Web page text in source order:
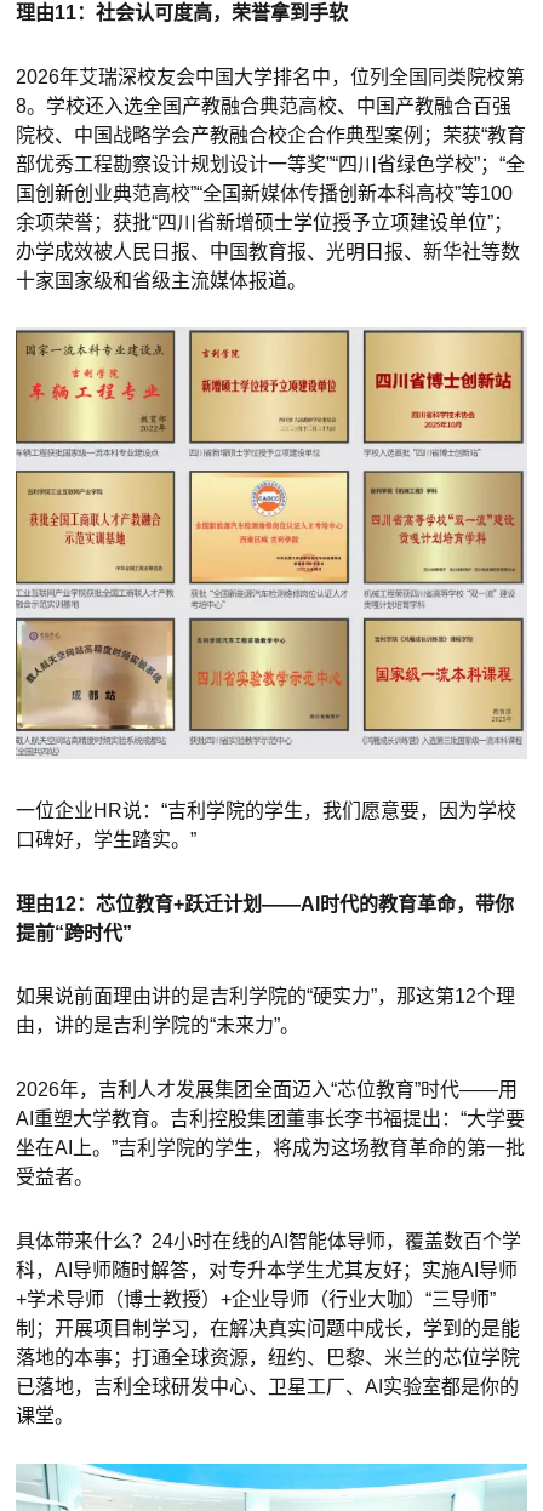
理由11：社会认可度高，荣誉拿到手软
2026年艾瑞深校友会中国大学排名中，位列全国同类院校第
8。学校还入选全国产教融合典范高校、中国产教融合百强
院校、中国战略学会产教融合校企合作典型案例；荣获“教育
部优秀工程勘察设计规划设计一等奖”“四川省绿色学校”；“全
国创新创业典范高校”“全国新媒体传播创新本科高校”等100
余项荣誉；获批“四川省新增硕士学位授予立项建设单位”；
办学成效被人民日报、中国教育报、光明日报、新华社等数
十家国家级和省级主流媒体报道。
一位企业HR说：“吉利学院的学生，我们愿意要，因为学校
口碑好，学生踏实。”
理由12：芯位教育+跃迁计划——AI时代的教育革命，带你
提前“跨时代”
如果说前面理由讲的是吉利学院的“硬实力”，那这第12个理
由，讲的是吉利学院的“未来力”。
2026年，吉利人才发展集团全面迈入“芯位教育”时代——用
AI重塑大学教育。吉利控股集团董事长李书福提出：“大学要
坐在AI上。”吉利学院的学生，将成为这场教育革命的第一批
受益者。
具体带来什么？24小时在线的AI智能体导师，覆盖数百个学
科，AI导师随时解答，对专升本学生尤其友好；实施AI导师
+学术导师（博士教授）+企业导师（行业大咖）“三导师”
制；开展项目制学习，在解决真实问题中成长，学到的是能
落地的本事；打通全球资源，纽约、巴黎、米兰的芯位学院
已落地，吉利全球研发中心、卫星工厂、AI实验室都是你的
课堂。